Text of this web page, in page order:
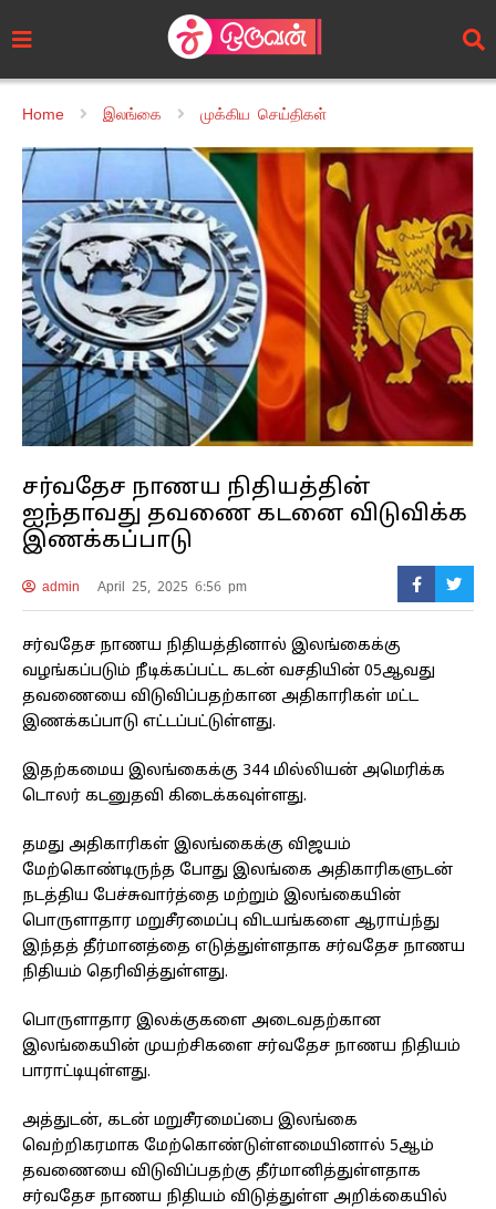
Home இலங்கை முக்கிய செய்திகள்
சர்வதேச நாணய நிதியத்தின்
ஐந்தாவது தவணை கடனை விடுவிக்க
இணக்கப்பாடு
admin April 25, 2025 6:56 pm
சர்வதேச நாணய நிதியத்தினால் இலங்கைக்கு
வழங்கப்படும் நீடிக்கப்பட்ட கடன் வசதியின் 05ஆவது
தவணையை விடுவிப்பதற்கான அதிகாரிகள் மட்ட
இணக்கப்பாடு எட்டப்பட்டுள்ளது.
இதற்கமைய இலங்கைக்கு 344 மில்லியன் அமெரிக்க
டொலர் கடனுதவி கிடைக்கவுள்ளது.
தமது அதிகாரிகள் இலங்கைக்கு விஜயம்
மேற்கொண்டிருந்த போது இலங்கை அதிகாரிகளுடன்
நடத்திய பேச்சுவார்த்தை மற்றும் இலங்கையின்
பொருளாதார மறுசீரமைப்பு விடயங்களை ஆராய்ந்து
இந்தத் தீர்மானத்தை எடுத்துள்ளதாக சர்வதேச நாணய
நிதியம் தெரிவித்துள்ளது.
பொருளாதார இலக்குகளை அடைவதற்கான
இலங்கையின் முயற்சிகளை சர்வதேச நாணய நிதியம்
பாராட்டியுள்ளது.
அத்துடன், கடன் மறுசீரமைப்பை இலங்கை
வெற்றிகரமாக மேற்கொண்டுள்ளமையினால் 5ஆம்
தவணையை விடுவிப்பதற்கு தீர்மானித்துள்ளதாக
சர்வதேச நாணய நிதியம் விடுத்துள்ள அறிக்கையில்